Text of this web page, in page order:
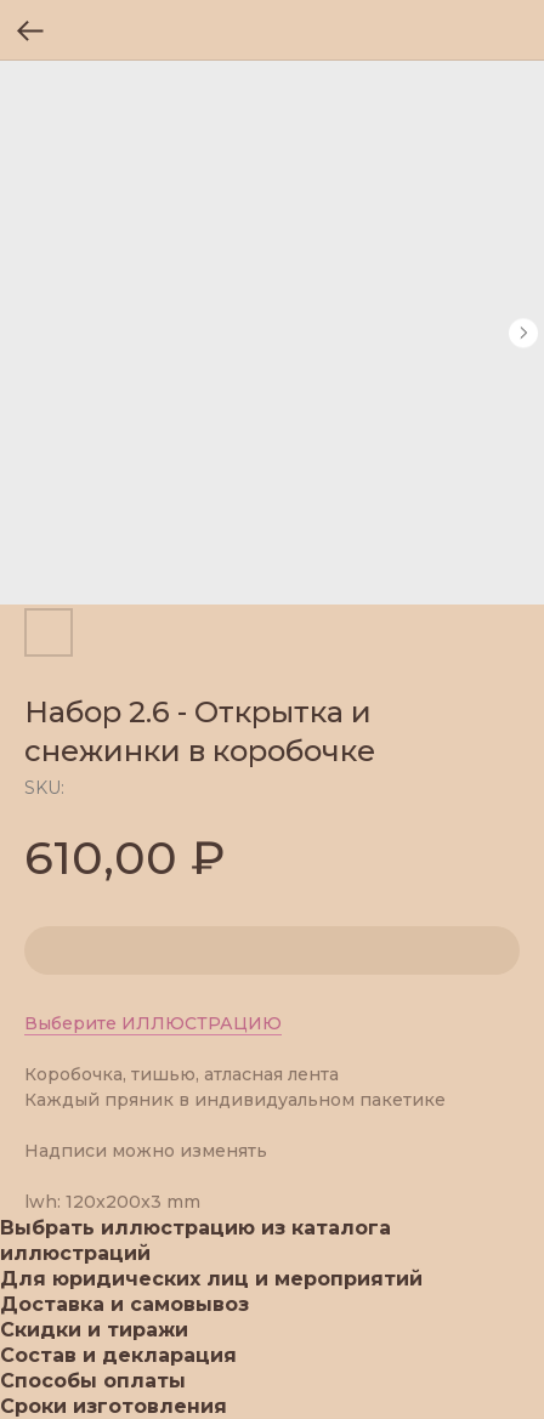
Набор 2.6 - Открытка и
снежинки в коробочке
SKU:
610,00 ₽
Выберите ИЛЛЮСТРАЦИЮ
Коробочка, тишью, атласная лента
Каждый пряник в индивидуальном пакетике
Надписи можно изменять
lwh: 120x200x3 mm
Выбрать иллюстрацию из каталога
иллюстраций
Для юридических лиц и мероприятий
Доставка и самовывоз
Скидки и тиражи
Состав и декларация
Способы оплаты
Сроки изготовления